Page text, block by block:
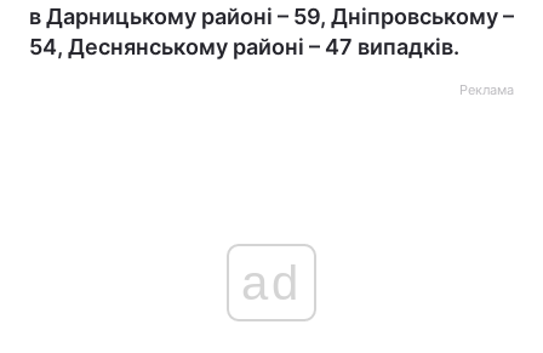
в Дарницькому районі – 59, Дніпровському –
54, Деснянському районі – 47 випадків.
Реклама
ad